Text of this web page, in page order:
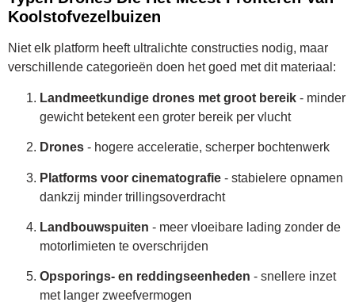
Koolstofvezelbuizen
Niet elk platform heeft ultralichte constructies nodig, maar
verschillende categorieën doen het goed met dit materiaal:
Landmeetkundige drones met groot bereik - minder
gewicht betekent een groter bereik per vlucht
Drones - hogere acceleratie, scherper bochtenwerk
Platforms voor cinematografie - stabielere opnamen
dankzij minder trillingsoverdracht
Landbouwspuiten - meer vloeibare lading zonder de
motorlimieten te overschrijden
Opsporings- en reddingseenheden - snellere inzet
met langer zweefvermogen